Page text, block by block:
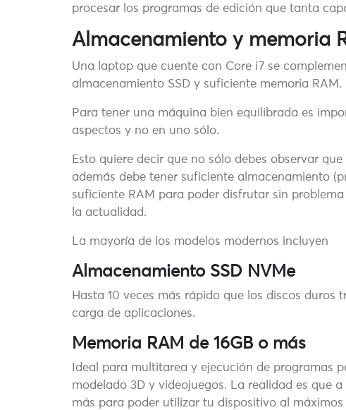
procesar los programas de edición que tanta
Almacenamiento y memoria
Una laptop que cuente con Core i7 se
almacenamiento SSD y suficiente memoria RAM.
Para tener una máquina bien equilibrada es
aspectos y no en uno sólo.
Esto quiere decir que no sólo debes observar
además debe tener suficiente almacenamiento
suficiente RAM para poder disfrutar sin
la actualidad.
La mayoría de los modelos modernos incluyen
Almacenamiento SSD NVMe
Hasta 10 veces más rápido que los discos
carga de aplicaciones.
Memoria RAM de 16GB o más
Ideal para multitarea y ejecución de programas
modelado 3D y videojuegos. La realidad es que
más para poder utilizar tu dispositivo al